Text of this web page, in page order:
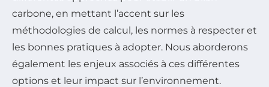
carbone, en mettant l’accent sur les
méthodologies de calcul, les normes à respecter et
les bonnes pratiques à adopter. Nous aborderons
également les enjeux associés à ces différentes
options et leur impact sur l’environnement.